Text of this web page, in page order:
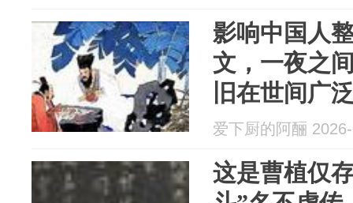
影响中国人
文，一夜之
旧在世间广
爱下厨的阿酾
这是曹植仅